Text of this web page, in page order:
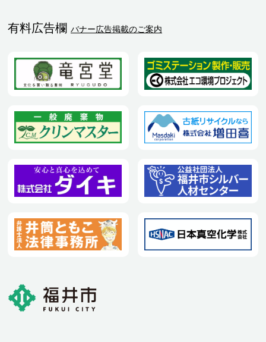
有料広告欄 バナー広告掲載のご案内